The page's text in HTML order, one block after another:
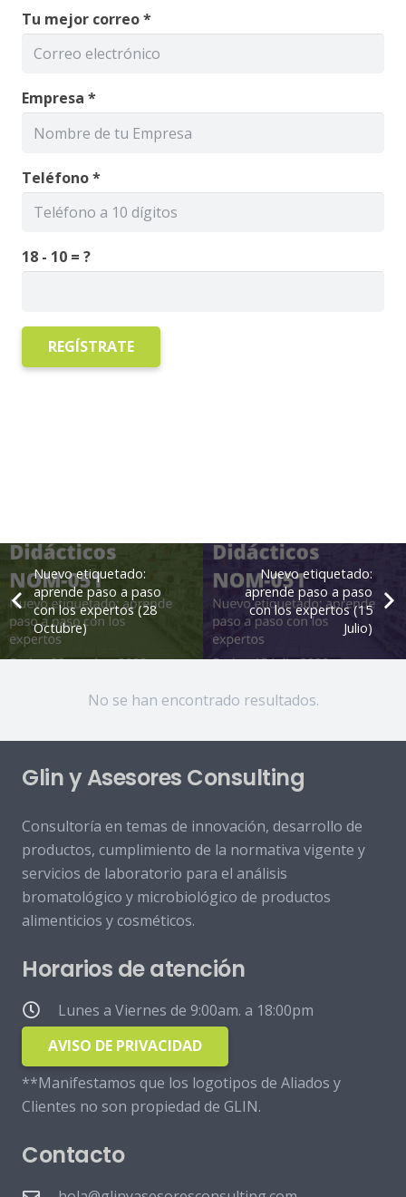
Tu mejor correo *
Empresa *
Teléfono *
18 - 10 = ?
REGÍSTRATE
Nuevo etiquetado:
aprende paso a paso
con los expertos (28
Octubre)
Nuevo etiquetado:
aprende paso a paso
con los expertos (15
Julio)
No se han encontrado resultados.
Glin y Asesores Consulting
Consultoría en temas de innovación, desarrollo de
productos, cumplimiento de la normativa vigente y
servicios de laboratorio para el análisis
bromatológico y microbiológico de productos
alimenticios y cosméticos.
Horarios de atención
Lunes a Viernes de 9:00am. a 18:00pm
AVISO DE PRIVACIDAD
**Manifestamos que los logotipos de Aliados y
Clientes no son propiedad de GLIN.
Contacto